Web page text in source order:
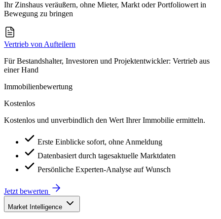
Ihr Zinshaus veräußern, ohne Mieter, Markt oder Portfoliowert in
Bewegung zu bringen
Vertrieb von Aufteilern
Für Bestandshalter, Investoren und Projektentwickler: Vertrieb aus
einer Hand
Immobilienbewertung
Kostenlos
Kostenlos und unverbindlich den Wert Ihrer Immobilie ermitteln.
Erste Einblicke sofort, ohne Anmeldung
Datenbasiert durch tagesaktuelle Marktdaten
Persönliche Experten-Analyse auf Wunsch
Jetzt bewerten
Market Intelligence